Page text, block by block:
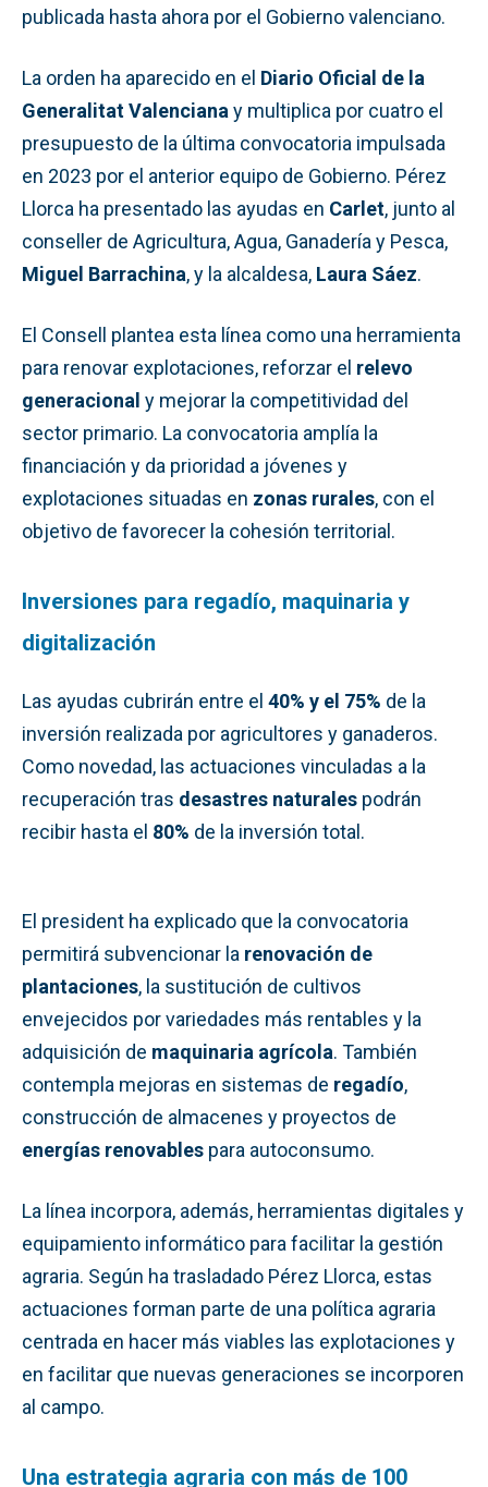
publicada hasta ahora por el Gobierno valenciano.
La orden ha aparecido en el Diario Oficial de la
Generalitat Valenciana y multiplica por cuatro el
presupuesto de la última convocatoria impulsada
en 2023 por el anterior equipo de Gobierno. Pérez
Llorca ha presentado las ayudas en Carlet, junto al
conseller de Agricultura, Agua, Ganadería y Pesca,
Miguel Barrachina, y la alcaldesa, Laura Sáez.
El Consell plantea esta línea como una herramienta
para renovar explotaciones, reforzar el relevo
generacional y mejorar la competitividad del
sector primario. La convocatoria amplía la
financiación y da prioridad a jóvenes y
explotaciones situadas en zonas rurales, con el
objetivo de favorecer la cohesión territorial.
Inversiones para regadío, maquinaria y
digitalización
Las ayudas cubrirán entre el 40% y el 75% de la
inversión realizada por agricultores y ganaderos.
Como novedad, las actuaciones vinculadas a la
recuperación tras desastres naturales podrán
recibir hasta el 80% de la inversión total.
El president ha explicado que la convocatoria
permitirá subvencionar la renovación de
plantaciones, la sustitución de cultivos
envejecidos por variedades más rentables y la
adquisición de maquinaria agrícola. También
contempla mejoras en sistemas de regadío,
construcción de almacenes y proyectos de
energías renovables para autoconsumo.
La línea incorpora, además, herramientas digitales y
equipamiento informático para facilitar la gestión
agraria. Según ha trasladado Pérez Llorca, estas
actuaciones forman parte de una política agraria
centrada en hacer más viables las explotaciones y
en facilitar que nuevas generaciones se incorporen
al campo.
Una estrategia agraria con más de 100